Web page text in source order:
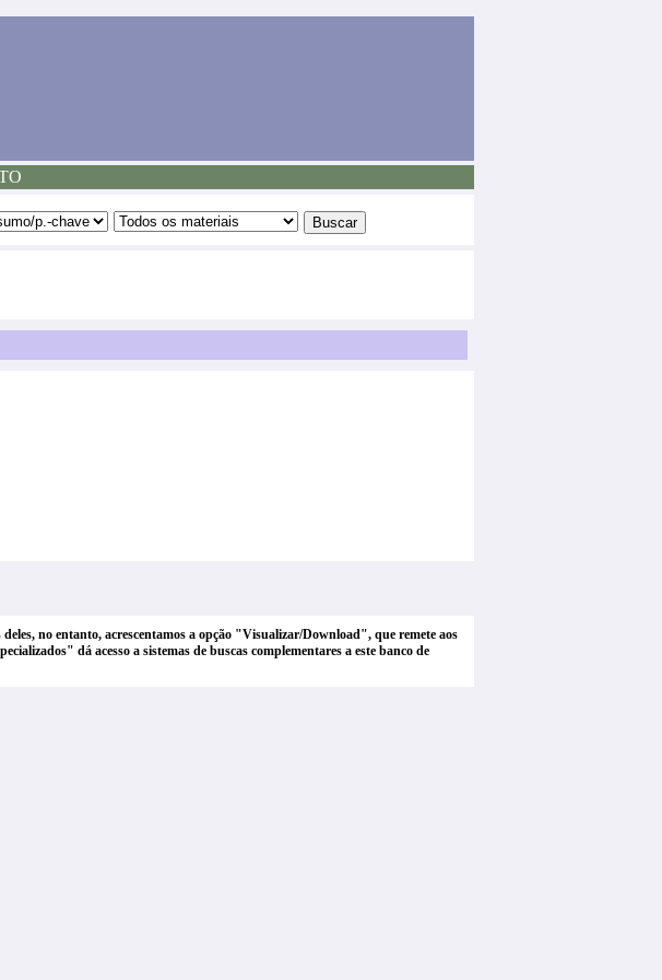
no entanto, acrescentamos a opção "Visualizar/Download", que remete aos
dá acesso a sistemas de buscas complementares a este banco de